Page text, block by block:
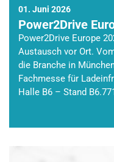
01. Juni 2026
Power2Drive
Power2Drive Europe
Austausch vor Ort.
die Branche in
Fachmesse für
Halle B6 – Stand